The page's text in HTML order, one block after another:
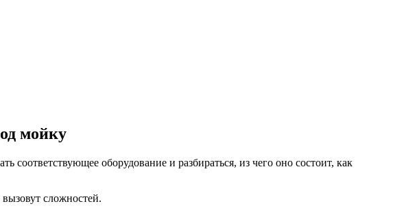
мойку
оборудование и разбираться, из чего оно состоит, как
сложностей.